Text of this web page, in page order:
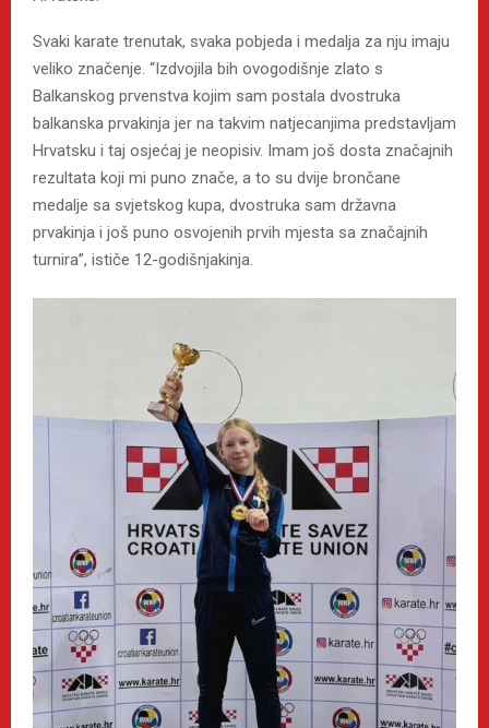
Svaki karate trenutak, svaka pobjeda i medalja za nju imaju
veliko značenje. “Izdvojila bih ovogodišnje zlato s
Balkanskog prvenstva kojim sam postala dvostruka
balkanska prvakinja jer na takvim natjecanjima predstavljam
Hrvatsku i taj osjećaj je neopisiv. Imam još dosta značajnih
rezultata koji mi puno znače, a to su dvije brončane
medalje sa svjetskog kupa, dvostruka sam državna
prvakinja i još puno osvojenih prvih mjesta sa značajnih
turnira”, ističe 12-godišnjakinja.